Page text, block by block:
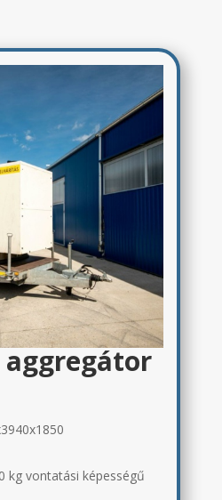
aggregátor
kg vontatási képességű